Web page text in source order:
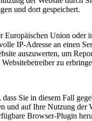
und dort gespeichert.
Union oder
IP-Adresse an einen
auszuwerten, um
zu
Sie in diesem Fall
und auf Ihre Nutzung der
Browser-Plugin